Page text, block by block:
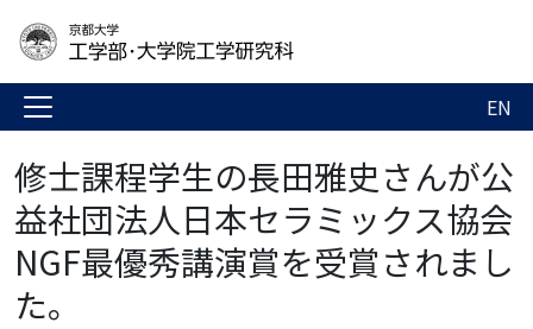
EN
修士課程学生の長田雅史さんが公
益社団法人日本セラミックス協会
NGF最優秀講演賞を受賞されまし
た。